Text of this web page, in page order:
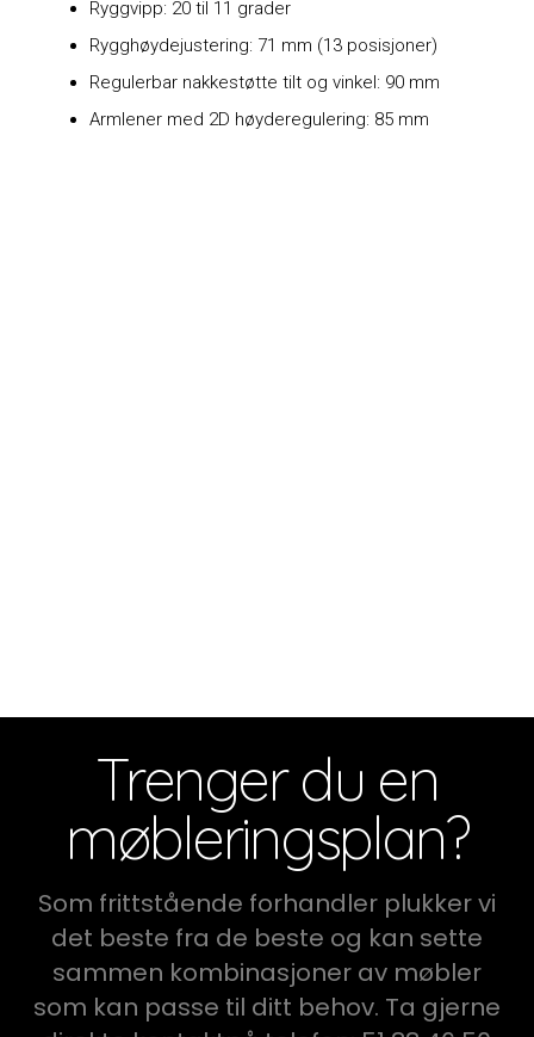
Ryggvipp: 20 til 11 grader
Rygghøydejustering: 71 mm (13 posisjoner)
Regulerbar nakkestøtte tilt og vinkel: 90 mm
Armlener med 2D høyderegulering: 85 mm
Trenger du en
møbleringsplan?
Som frittstående forhandler plukker vi
det beste fra de beste og kan sette
sammen kombinasjoner av møbler
som kan passe til ditt behov. Ta gjerne